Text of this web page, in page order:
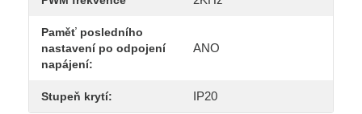
Paměť posledního
nastavení po odpojení
napájení:
ANO
Stupeň krytí: IP20